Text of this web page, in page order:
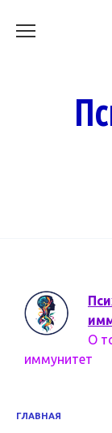
О
иммунитет
ГЛАВНАЯ